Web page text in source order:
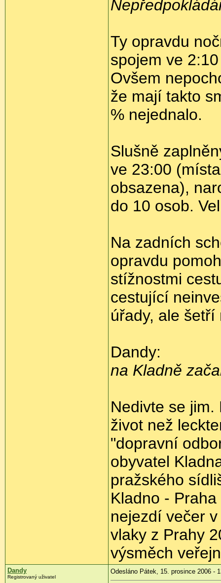
Ty opravdu
spojem ve
Ovšem
že mají takto
% nejednalo.
Slušně
ve 23:00
obsazena),
do 10 osob.
Na zadních
opravdu
stížnostmi
cestující
úřady, ale
Dandy:
na Kladně
Nedivte se
život než
"dopravní
obyvatel
pražského
Kladno -
nejezdí večer
vlaky z Prahy
výsměch
Dandy
Registrovaný uživatel
Odesláno Pátek, 15. prosince 2006 -